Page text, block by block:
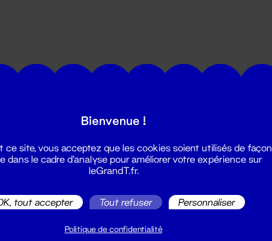
les actualités du Grand T :
Bienvenue !
ce site, vous acceptez que les cookies soient utilisés de façon
dans le cadre d'analyse pour améliorer votre expérience sur
leGrandT.fr.
tout accepter Tout refuser Personnaliser
Politique de confidentialité